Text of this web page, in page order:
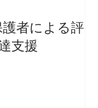
者による評
支援